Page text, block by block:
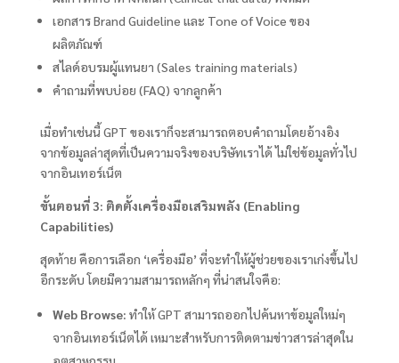
เอกสาร Brand Guideline และ Tone of Voice ของ
ผลิตภัณฑ์
สไลด์อบรมผู้แทนยา (Sales training materials)
คำถามที่พบบ่อย (FAQ) จากลูกค้า
เมื่อทำเช่นนี้ GPT ของเราก็จะสามารถตอบคำถามโดยอ้างอิง
จากข้อมูลล่าสุดที่เป็นความจริงของบริษัทเราได้ ไม่ใช่ข้อมูลทั่วไป
จากอินเทอร์เน็ต
ขั้นตอนที่ 3: ติดตั้งเครื่องมือเสริมพลัง (Enabling
Capabilities)
สุดท้าย คือการเลือก ‘เครื่องมือ’ ที่จะทำให้ผู้ช่วยของเราเก่งขึ้นไป
อีกระดับ โดยมีความสามารถหลักๆ ที่น่าสนใจคือ:
Web Browse: ทำให้ GPT สามารถออกไปค้นหาข้อมูลใหม่ๆ
จากอินเทอร์เน็ตได้ เหมาะสำหรับการติดตามข่าวสารล่าสุดใน